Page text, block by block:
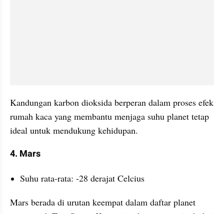
Kandungan karbon dioksida berperan dalam proses efek
rumah kaca yang membantu menjaga suhu planet tetap
ideal untuk mendukung kehidupan.
4. Mars
Suhu rata-rata: -28 derajat Celcius
Mars berada di urutan keempat dalam daftar planet